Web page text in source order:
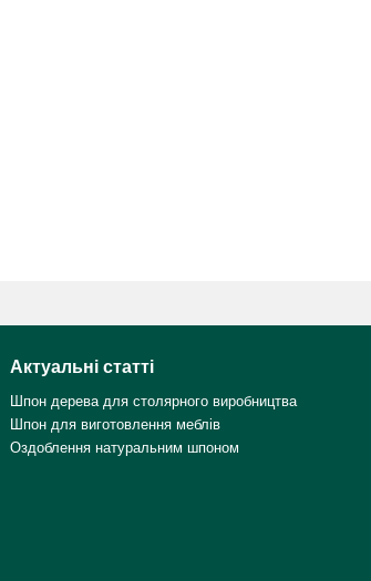
Актуальні статті
Шпон дерева для столярного виробництва
Шпон для виготовлення меблів
Оздоблення натуральним шпоном